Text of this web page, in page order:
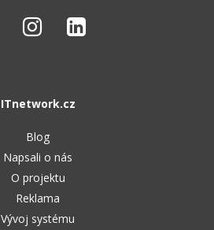
ITnetwork.cz
Blog
Napsali o nás
O projektu
Reklama
Vývoj systému